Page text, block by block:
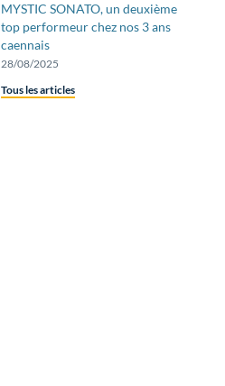
MYSTIC SONATO, un deuxième
top performeur chez nos 3 ans
caennais
28/08/2025
Tous les articles